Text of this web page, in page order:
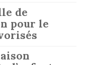
de
pour le